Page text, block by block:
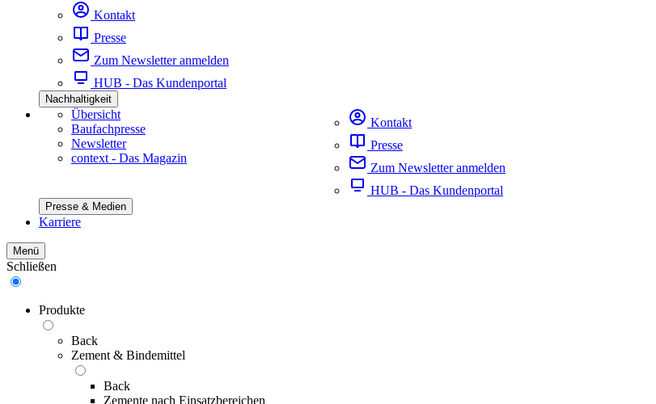
Kontakt
Presse
Zum Newsletter anmelden
HUB - Das Kundenportal
Nachhaltigkeit
Übersicht
Baufachpresse
Newsletter
context - Das Magazin
Kontakt
Presse
Zum Newsletter anmelden
HUB - Das Kundenportal
Presse & Medien
Karriere
Menü
Schließen
Produkte
Back
Zement & Bindemittel
Back
Zemente nach Einsatzbereichen